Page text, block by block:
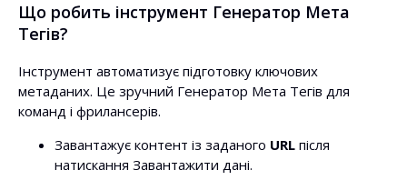
Що робить інструмент Генератор Мета
Тегів?
Інструмент автоматизує підготовку ключових
метаданих. Це зручний Генератор Мета Тегів для
команд і фрилансерів.
Завантажує контент із заданого URL після
натискання Завантажити дані.